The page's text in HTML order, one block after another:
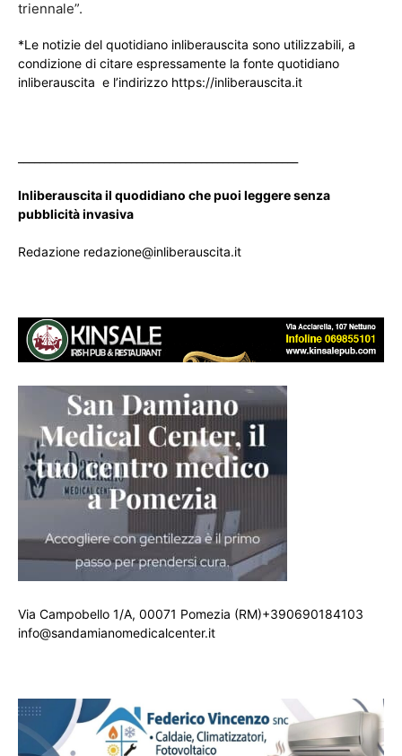
triennale”.
*Le notizie del quotidiano inliberauscita sono utilizzabili, a
condizione di citare espressamente la fonte quotidiano
inliberauscita e l’indirizzo https://inliberauscita.it
Inliberauscita il quodidiano che puoi leggere senza
pubblicità invasiva
Redazione redazione@inliberauscita.it
Via Campobello 1/A, 00071 Pomezia (RM)+390690184103
info@sandamianomedicalcenter.it